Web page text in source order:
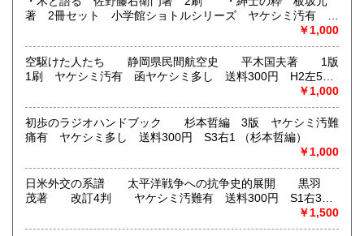
※公費は3000円以上からでお願いします。
沿線名：JR東海新幹線、名鉄・東海道本線
最寄駅：豊橋駅
ん。
神秘、哲学、歴史、美術書、アート、建築関係など、買取強
化しています。
著 2冊セット 小学館ショトルシリーズ ヤケシミ汚有
￥1,000
空駆けた人たち 静岡県民間航空史 平木国夫著 1版
1刷 ヤケシミ汚有 函ヤケシミ多し 送料300円 H2左5
￥1,000
初歩のラジオハンドブック 杉本哲編 3版 ヤケシミ汚難
痛有 ヤケシミ多し 送料300円 S3右1 （杉本哲編）
￥1,000
日米外交の系譜 太平洋戦争への抗争史的展開 黒羽
茂著 改訂4判 ヤケシミ汚難有 送料300円 S1右3
￥1,500